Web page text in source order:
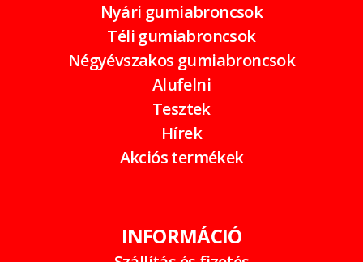
Nyári gumiabroncsok
Téli gumiabroncsok
Négyévszakos gumiabroncsok
Alufelni
Tesztek
Hírek
Akciós termékek
INFORMÁCIÓ